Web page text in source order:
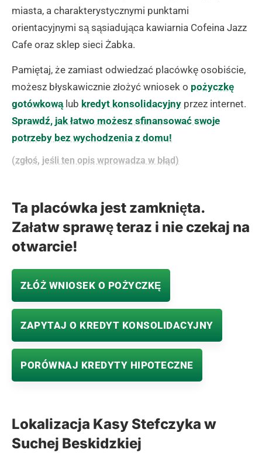
miasta, a charakterystycznymi punktami
orientacyjnymi są sąsiadująca kawiarnia Cofeina Jazz
Cafe oraz sklep sieci Żabka.
Pamiętaj, że zamiast odwiedzać placówkę osobiście,
możesz błyskawicznie złożyć wniosek o pożyczkę
gotówkowąlub kredyt konsolidacyjny przez internet.
Sprawdź, jak łatwo możesz sfinansować swoje
potrzeby bez wychodzenia z domu!
(zgłoś, jeśli ten opis wprowadza w błąd)
Ta placówka jest zamknięta.
Załatw sprawę teraz i nie czekaj na
otwarcie!
ZŁÓŻ WNIOSEK O POŻYCZKĘ
ZAPYTAJ O KREDYT KONSOLIDACYJNY
PORÓWNAJ KREDYTY HIPOTECZNE
Lokalizacja Kasy Stefczyka w
Suchej Beskidzkiej